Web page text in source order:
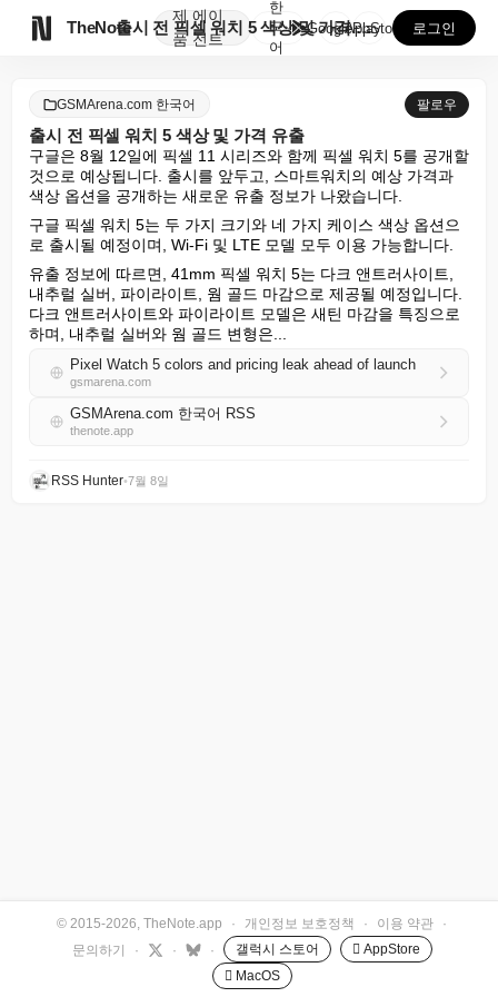
TheNote
제
품
에이
전트
출시 전 픽셀 워치 5 색상 및 가격 유출
한
국
어
GooglePlay
AppStore 로그인
GSMArena.com 한국어 팔로우
출시 전 픽셀 워치 5 색상 및 가격 유출
구글은 8월 12일에 픽셀 11 시리즈와 함께 픽셀 워치 5를 공개할
것으로 예상됩니다. 출시를 앞두고, 스마트워치의 예상 가격과
색상 옵션을 공개하는 새로운 유출 정보가 나왔습니다.
구글 픽셀 워치 5는 두 가지 크기와 네 가지 케이스 색상 옵션으
로 출시될 예정이며, Wi-Fi 및 LTE 모델 모두 이용 가능합니다.
유출 정보에 따르면, 41mm 픽셀 워치 5는 다크 앤트러사이트,
내추럴 실버, 파이라이트, 웜 골드 마감으로 제공될 예정입니다.
다크 앤트러사이트와 파이라이트 모델은 새틴 마감을 특징으로
하며, 내추럴 실버와 웜 골드 변형은...
Pixel Watch 5 colors and pricing leak ahead of launch
gsmarena.com
GSMArena.com 한국어 RSS
thenote.app
RSS Hunter•7월 8일
© 2015-2026, TheNote.app · 개인정보 보호정책 · 이용 약관
·
문의하기
· · · 갤럭시 스토어
 AppStore
 MacOS